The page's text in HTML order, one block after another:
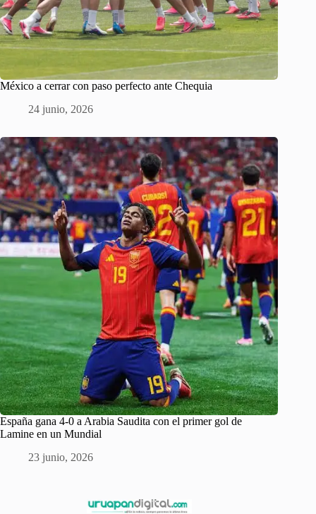
México a cerrar con paso perfecto ante Chequia
24 junio, 2026
España gana 4-0 a Arabia Saudita con el primer gol de
Lamine en un Mundial
23 junio, 2026